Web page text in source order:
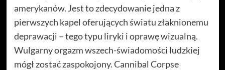
amerykanów. Jest to zdecydowanie jedna z
pierwszych kapel oferujących światu złaknionemu
deprawacji – tego typu liryki i oprawę wizualną.
Wulgarny orgazm wszech-świadomości ludzkiej
mógł zostać zaspokojony. Cannibal Corpse